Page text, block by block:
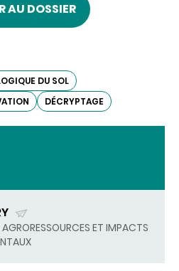
AU DOSSIER
DU SOL
DÉCRYPTAGE
ET IMPACTS